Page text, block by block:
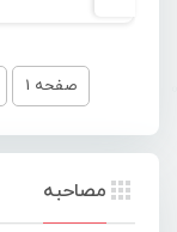
صفحه 1
مصاحبه